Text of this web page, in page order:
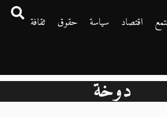
اقتصاد سياسة حقوق
ثقافة
دوخة